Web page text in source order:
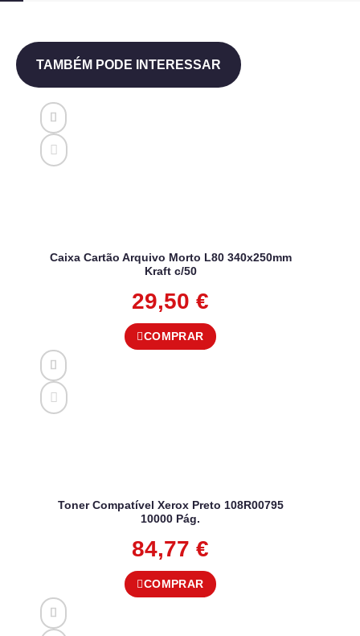
TAMBÉM PODE INTERESSAR
Caixa Cartão Arquivo Morto L80 340x250mm
Kraft c/50
29,50 €
COMPRAR
Toner Compatível Xerox Preto 108R00795
10000 Pág.
84,77 €
COMPRAR